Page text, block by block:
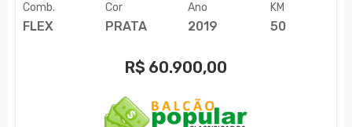
Comb.
FLEX
Cor
PRATA
Ano
2019
KM
50
R$ 60.900,00